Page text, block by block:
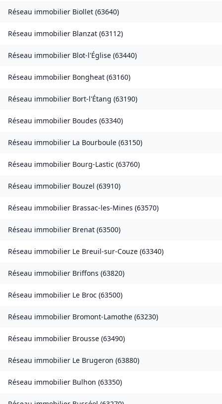
Réseau immobilier Biollet (63640)
Réseau immobilier Blanzat (63112)
Réseau immobilier Blot-l'Église (63440)
Réseau immobilier Bongheat (63160)
Réseau immobilier Bort-l'Étang (63190)
Réseau immobilier Boudes (63340)
Réseau immobilier La Bourboule (63150)
Réseau immobilier Bourg-Lastic (63760)
Réseau immobilier Bouzel (63910)
Réseau immobilier Brassac-les-Mines (63570)
Réseau immobilier Brenat (63500)
Réseau immobilier Le Breuil-sur-Couze (63340)
Réseau immobilier Briffons (63820)
Réseau immobilier Le Broc (63500)
Réseau immobilier Bromont-Lamothe (63230)
Réseau immobilier Brousse (63490)
Réseau immobilier Le Brugeron (63880)
Réseau immobilier Bulhon (63350)